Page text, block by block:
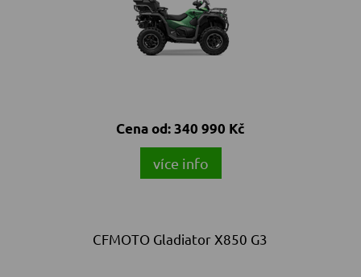
Cena od:340 990 Kč
více info
CFMOTO Gladiator X850 G3